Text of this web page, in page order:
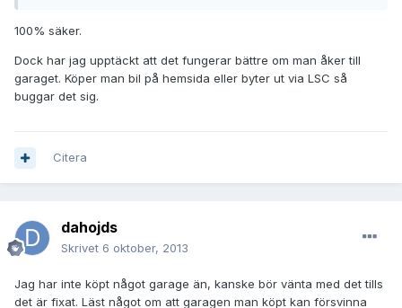
100% säker.
Dock har jag upptäckt att det fungerar bättre om man åker till
garaget. Köper man bil på hemsida eller byter ut via LSC så
buggar det sig.
Citera
dahojds
Skrivet 6 oktober, 2013
Jag har inte köpt något garage än, kanske bör vänta med det tills
det är fixat. Läst något om att garagen man köpt kan försvinna